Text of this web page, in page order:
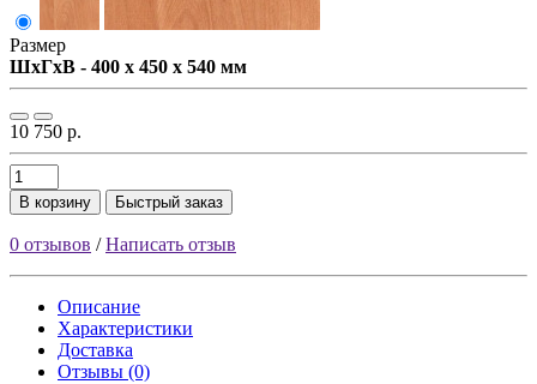
Размер
ШxГxВ - 400 x 450 x 540 мм
10 750 р.
В корзину Быстрый заказ
0 отзывов /Написать отзыв
Описание
Характеристики
Доставка
Отзывы (0)